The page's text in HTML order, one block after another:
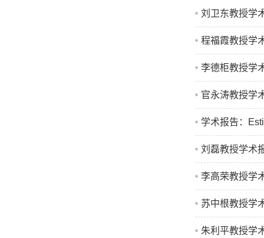
刘卫东教授学
程福霞教授学
李德柜教授学
官永涛教授学
学术报告：
刘磊教授学术
李高荣教授学
苏中根教授学
朱利平教授学